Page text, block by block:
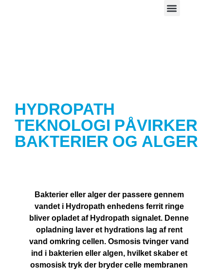
HYDROPATH
TEKNOLOGI PÅVIRKER
BAKTERIER OG ALGER
Bakterier eller alger der passere gennem
vandet i Hydropath enhedens ferrit ringe
bliver opladet af Hydropath signalet. Denne
opladning laver et hydrations lag af rent
vand omkring cellen. Osmosis tvinger vand
ind i bakterien eller algen, hvilket skaber et
osmosisk tryk der bryder celle membranen